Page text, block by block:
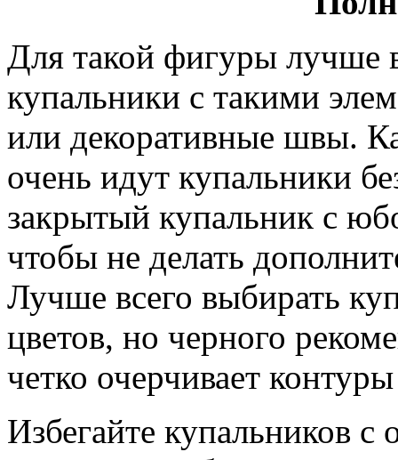
Для такой фигуры лучше
купальники с такими
или декоративные швы.
очень идут купальники
закрытый купальник с
чтобы не делать
Лучше всего выбирать
цветов, но черного
четко очерчивает
Избегайте купальников